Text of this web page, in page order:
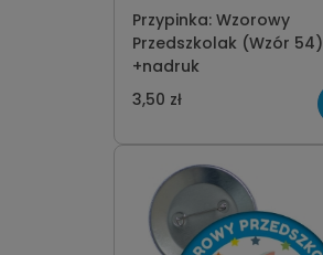
Przypinka: Wzorowy
Przedszkolak (Wzór 54)
+nadruk
3,50 zł